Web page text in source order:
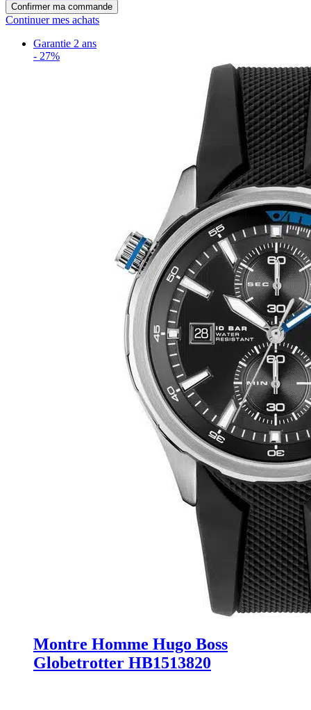
Confirmer ma commande
Continuer mes achats
Garantie 2 ans
- 27%
Montre Homme Hugo Boss
Globetrotter HB1513820